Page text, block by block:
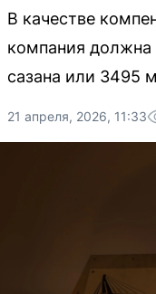
В качестве
компания должна
сазана или 3495
21 апреля, 2026, 11:33